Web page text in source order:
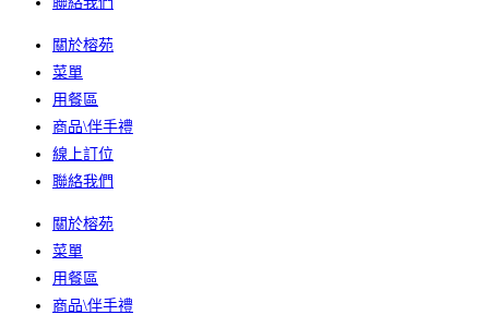
關於榕苑
菜單
用餐區
商品\伴手禮
線上訂位
聯絡我們
關於榕苑
菜單
用餐區
商品\伴手禮